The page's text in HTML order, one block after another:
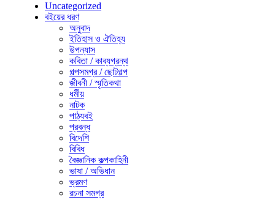
Uncategorized
বইয়ের ধরণ
অনুবাদ
ইতিহাস ও ঐতিহ্য
উপন্যাস
কবিতা / কাব্যগ্রন্থ
গল্পসমগ্র / ছোটগল্প
জীবনী / স্মৃতিকথা
ধর্মীয়
নাটক
পাঠ্যবই
প্রবন্ধ
বিদেশি
বিবিধ
বৈজ্ঞানিক কল্পকাহিনী
ভাষা / অভিধান
ভ্রমণ
রচনা সমগ্র